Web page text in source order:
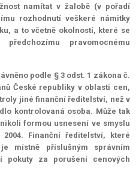
namítat v žalobě (v pořadí
rozhodnutí veškeré námitky
a to včetně okolností, které se
pravomocnému
podle § 3 odst. 1 zákona č.
České republiky v oblasti cen,
jiné finanční ředitelství, než v
kontrolovaná osoba. Může tak
formou usnesení ve smyslu
Finanční ředitelství, které
místně příslušným správním
za porušení cenových